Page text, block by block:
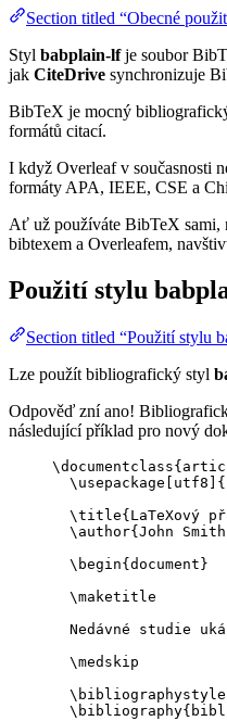
Section titled “Obecné
Styl babplain-lfje soubor
jak CiteDrive synchronizuje
BibTeX je mocný
formátů citací.
I když Overleaf v současnosti
formáty APA, IEEE, CSE a
Ať už používáte BibTeX sami,
bibtexem a Overleafem,
Použití stylu
Section titled “Použití stylu
Lze použít bibliografický styl
Odpověď zní ano!
následující příklad pro nový
\documentclass{
\usepackage
utf8 ]{
\title{LaTeXový
\author{John
\begin{ document }
\maketitle
Nedávné studie
\medskip
\bibliographystyle
\bibliography